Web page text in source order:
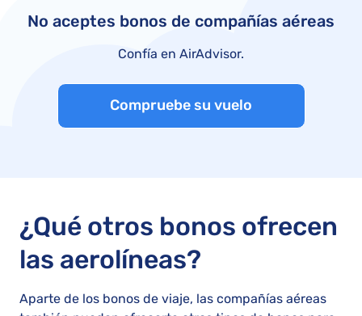
No aceptes bonos de compañías aéreas
Confía en AirAdvisor.
Compruebe su vuelo
¿Qué otros bonos ofrecen
las aerolíneas?
Aparte de los bonos de viaje, las compañías aéreas